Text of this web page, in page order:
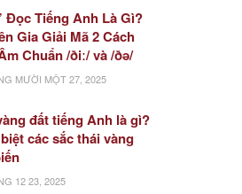
Đọc Tiếng Anh Là Gì?
Gia Giải Mã 2 Cách
Chuẩn /ðiː/ và /ðə/
MƯỜI MỘT 27, 2025
đất tiếng Anh là gì?
các sắc thái vàng
12 23, 2025